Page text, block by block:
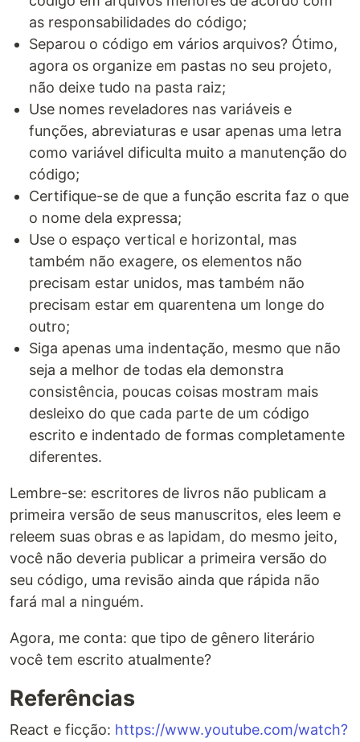
as responsabilidades do código;
Separou o código em vários arquivos? Ótimo,
agora os organize em pastas no seu projeto,
não deixe tudo na pasta raiz;
Use nomes reveladores nas variáveis e
funções, abreviaturas e usar apenas uma letra
como variável dificulta muito a manutenção do
código;
Certifique-se de que a função escrita faz o que
o nome dela expressa;
Use o espaço vertical e horizontal, mas
também não exagere, os elementos não
precisam estar unidos, mas também não
precisam estar em quarentena um longe do
outro;
Siga apenas uma indentação, mesmo que não
seja a melhor de todas ela demonstra
consistência, poucas coisas mostram mais
desleixo do que cada parte de um código
escrito e indentado de formas completamente
diferentes.
Lembre-se: escritores de livros não publicam a
primeira versão de seus manuscritos, eles leem e
releem suas obras e as lapidam, do mesmo jeito,
você não deveria publicar a primeira versão do
seu código, uma revisão ainda que rápida não
fará mal a ninguém.
Agora, me conta: que tipo de gênero literário
você tem escrito atualmente?
Referências
React e ficção: https://www.youtube.com/watch?